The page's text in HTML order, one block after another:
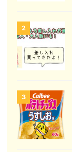
2
3